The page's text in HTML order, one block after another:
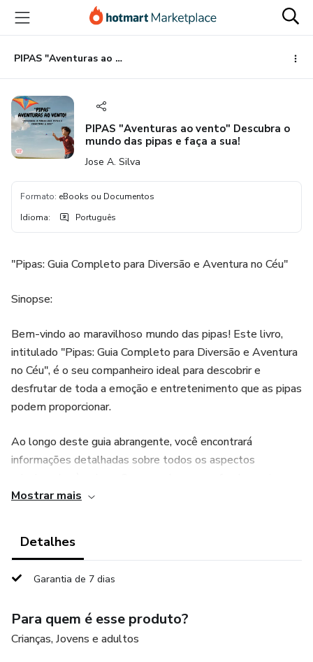
para
conteúdo
principal
para
pagamento
para
rodapé
PIPAS "Aventuras ao vento" Descubra o mundo das pipas e faça a sua!
PIPAS "Aventuras ao vento" Descubra o
mundo das pipas e faça a sua!
Jose A. Silva
Formato: eBooks ou Documentos
Idioma: Português
"Pipas: Guia Completo para Diversão e Aventura no Céu"
Sinopse:
Bem-vindo ao maravilhoso mundo das pipas! Este livro,
intitulado "Pipas: Guia Completo para Diversão e Aventura
no Céu", é o seu companheiro ideal para descobrir e
desfrutar de toda a emoção e entretenimento que as pipas
podem proporcionar.
Ao longo deste guia abrangente, você encontrará
informações detalhadas sobre todos os aspectos
incluindo materiais, tipos de pipas e técnicas básicas de
equilíbrio das pipas, aprender sobre revestimentos
utilizar assessórios para tornar suas pipas ainda mais
impressionantes. Você também encontrará dicas valiosas
Mostrar mais
Detalhes
Garantia de 7 dias
Para quem é esse produto?
Crianças, Jovens e adultos